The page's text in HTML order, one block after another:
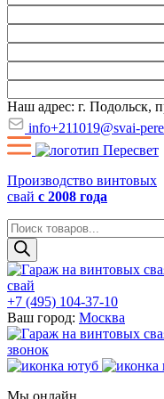
Наш адрес: г. Подольск,
info+211019@svai-
Производство винтовых
свай с 2008 года
Поиск
товаров
свай
+7 (495) 104-37-10
Ваш город: Москва
звонок
Мы онлайн